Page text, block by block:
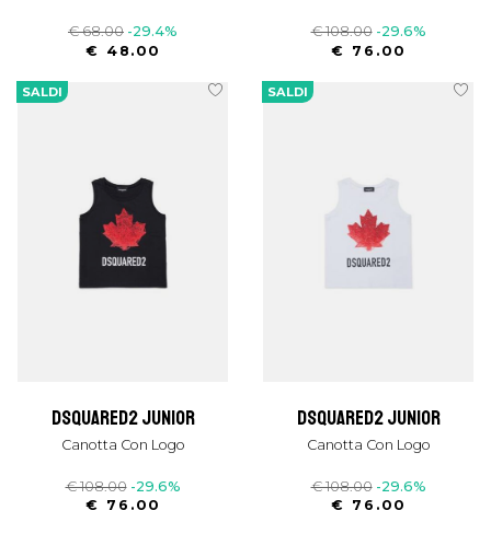
€ 68.00 -29.4%
€ 48.00
€ 108.00 -29.6%
€ 76.00
SALDI
dsquared2 junior
Canotta Con Logo
€ 108.00 -29.6%
€ 76.00
SALDI
dsquared2 junior
Canotta Con Logo
€ 108.00 -29.6%
€ 76.00